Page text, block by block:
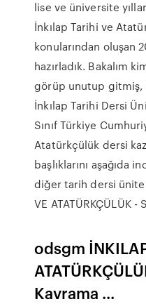
lise ve üniversite
İnkılap Tarihi ve
konularından oluşan
hazırladık. Bakalım
görüp unutup gitmiş,
İnkılap Tarihi Dersi
Sınıf Türkiye
Atatürkçülük dersi
başlıklarını aşağıda
diğer tarih dersi
VE ATATÜRKÇÜLÜK -
odsgm
Kavrama ...